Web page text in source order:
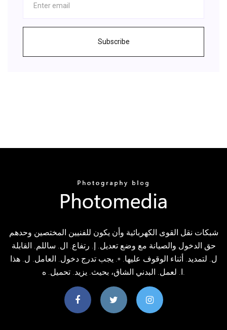
Subscribe
شبكات نقل القوى الكهربائية وأن يكون للفنيين المختصين وحدهم
حق الدخول والصيانة مع وضع تعديل. إ. رتفاع. ال. ساللم. القابلة
ل. لتمديد. أثناء الوقوف عليها. ▫. يجب تدرج دخول. العامل. ل. هذا